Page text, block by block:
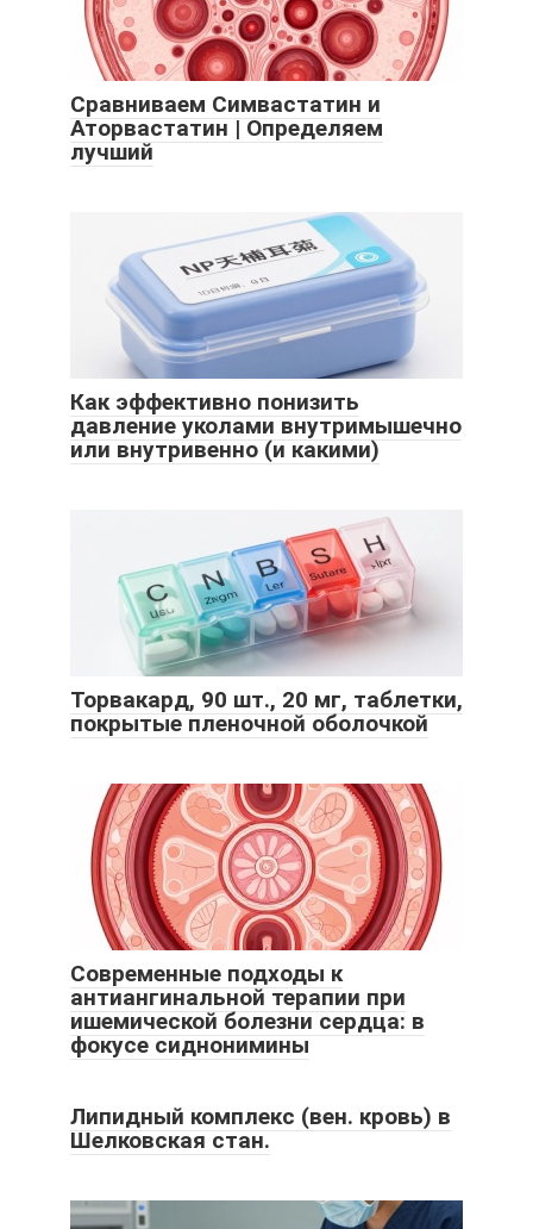
Сравниваем Симвастатин и
Аторвастатин | Определяем
лучший
Как эффективно понизить
давление уколами внутримышечно
или внутривенно (и какими)
Торвакард, 90 шт., 20 мг, таблетки,
покрытые пленочной оболочкой
Современные подходы к
антиангинальной терапии при
ишемической болезни сердца: в
фокусе сиднонимины
Липидный комплекс (вен. кровь) в
Шелковская стан.